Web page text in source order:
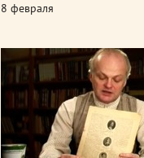
8 февраля